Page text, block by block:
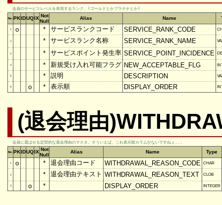
会員のサービスレベルを表現するランク。(ゴールドとかプラチナとか)
No. PKIDUQIX Not
Null
Alias Name
1 o * サービスランクコード SERVICE_RANK_CODE
2 * サービスランク名称 SERVICE_RANK_NAME
3 * サービスポイント発生率 SERVICE_POINT_INCIDENCE
4 * 新規受け入れ可能フラグ NEW_ACCEPTABLE_FLG
5 * 説明 DESCRIPTION
6 o * 表示順 DISPLAY_ORDER
(退会理由
会員に選ばせる定型的な退会理由のマスタ。そういえば、これ表示順カラムがないですねぇ...
No. PKIDUQIX Not
Null
Alias Name Type
1 o * 退会理由コード WITHDRAWAL_REASON_CODE CHAR
2 * 退会理由テキスト WITHDRAWAL_REASON_TEXT CLOB
3 o * DISPLAY_ORDER INTEGER